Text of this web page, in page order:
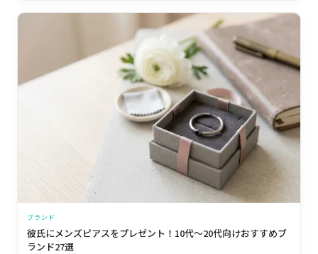
ブランド
彼氏にメンズピアスをプレゼント！10代〜20代向けおすすめブ
ランド27選